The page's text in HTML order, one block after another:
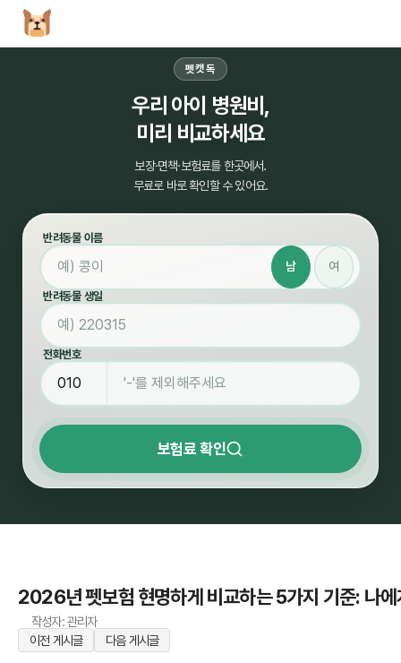
펫캣독
우리 아이 병원비,
미리 비교하세요
보장·면책·보험료를 한곳에서.
무료로 바로 확인할 수 있어요.
반려동물 이름
남 여
반려동물 생일
전화번호
보험료 확인
2026년 펫보험 현명하게 비교하는 5가지 기준: 나에
작성자: 관리자
이전 게시글
다음 게시글